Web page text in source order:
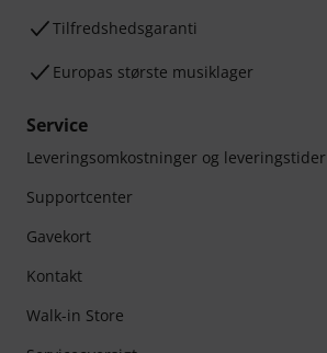
Tilfredshedsgaranti
Europas største musiklager
Service
Leveringsomkostninger og leveringstider
Supportcenter
Gavekort
Kontakt
Walk-in Store